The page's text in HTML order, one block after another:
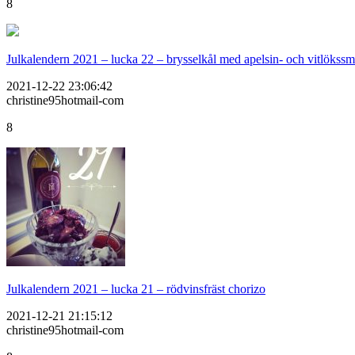
8
Julkalendern 2021 – lucka 22 – brysselkål med apelsin- och
2021-12-22 23:06:42
christine95hotmail-com
8
Julkalendern 2021 – lucka 21 – rödvinsfräst chorizo
2021-12-21 21:15:12
christine95hotmail-com